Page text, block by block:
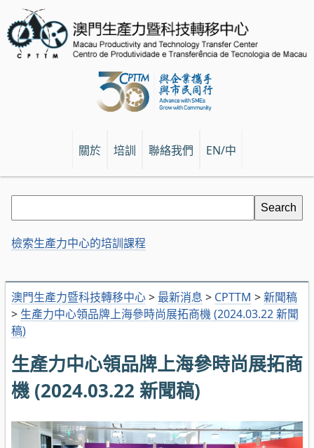
關於 培訓 聯絡我們 EN/中
澳門生產力暨科技轉移中心> 最新消息 > CPTTM >新聞稿
> 生產力中心領品牌上海參時尚展拓商機 (2024.03.22 新聞
稿)
生產力中心領品牌上海參時尚展拓商
機 (2024.03.22 新聞稿)
檢索生產力中心的培訓課程